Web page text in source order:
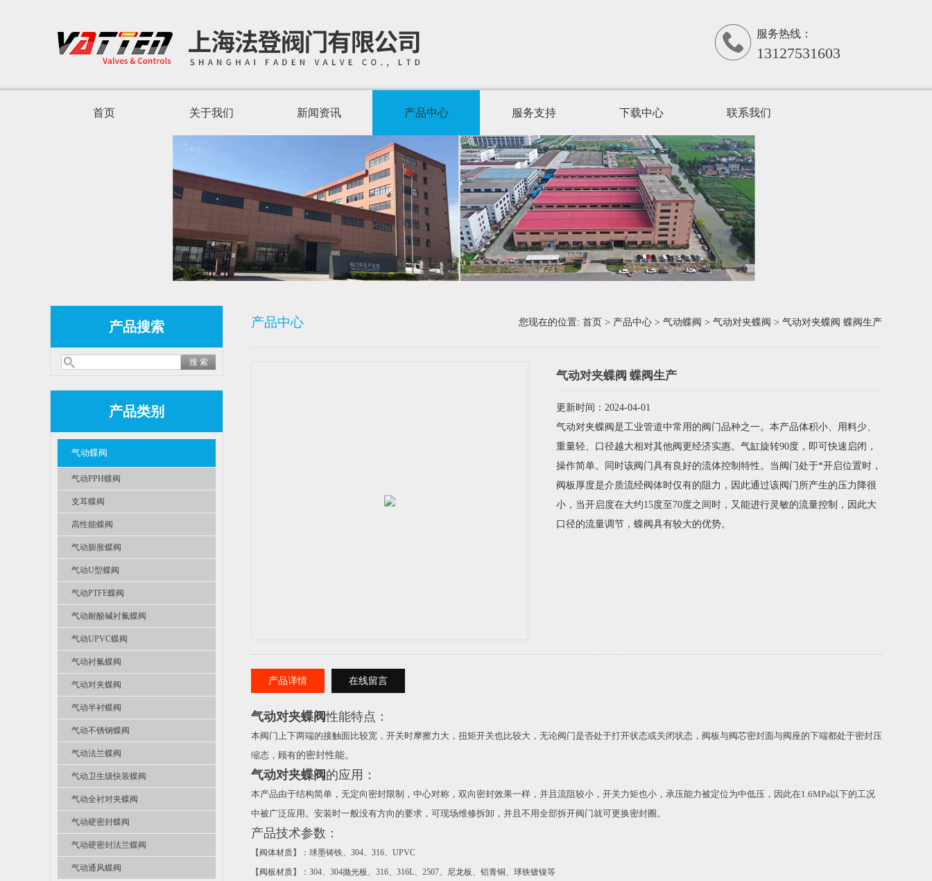
服务热线：
13127531603
首页 关于我们 新闻资讯 产品中心 服务支持 下载中心 联系我们
产品搜索
产品类别
气动蝶阀
气动PPH蝶阀
支耳蝶阀
高性能蝶阀
气动膨胀蝶阀
气动U型蝶阀
气动PTFE蝶阀
气动耐酸碱衬氟蝶阀
气动UPVC蝶阀
气动衬氟蝶阀
气动对夹蝶阀
气动半衬蝶阀
气动不锈钢蝶阀
气动法兰蝶阀
气动卫生级快装蝶阀
气动全衬对夹蝶阀
气动硬密封蝶阀
气动硬密封法兰蝶阀
气动通风蝶阀
产品中心 您现在的位置: 首页 > 产品中心 > 气动蝶阀 > 气动对夹蝶阀 > 气动对夹蝶阀 蝶阀生产
气动对夹蝶阀 蝶阀生产
更新时间：2024-04-01
气动对夹蝶阀是工业管道中常用的阀门品种之一。本产品体积小、用料少、
重量轻、口径越大相对其他阀更经济实惠。气缸旋转90度，即可快速启闭，
操作简单。同时该阀门具有良好的流体控制特性。当阀门处于*开启位置时，
阀板厚度是介质流经阀体时仅有的阻力，因此通过该阀门所产生的压力降很
小，当开启度在大约15度至70度之间时，又能进行灵敏的流量控制，因此大
口径的流量调节，蝶阀具有较大的优势。
产品详情 在线留言
气动对夹蝶阀性能特点 ：
本阀门上下两端的接触面比较宽，开关时摩擦力大，扭矩开关也比较大，无论阀门是否处于打开状态或关闭状态，阀板与阀芯密封面与阀座的下端都处于密封压
缩态，顾有的密封性能。
气动对夹蝶阀 的应用：
本产品由于结构简单，无定向密封限制，中心对称，双向密封效果一样，并且流阻较小，开关力矩也小，承压能力被定位为中低压，因此在1.6MPa以下的工况
中被广泛应用。安装时一般没有方向的要求，可现场维修拆卸，并且不用全部拆开阀门就可更换密封圈。
产品技术参数：
【阀体材质】：球墨铸铁、 304、 316、 UPVC
【阀板材质】： 304、 304抛光板、 316、 316L、 2507、尼龙板、铝青铜、球铁镀镍等